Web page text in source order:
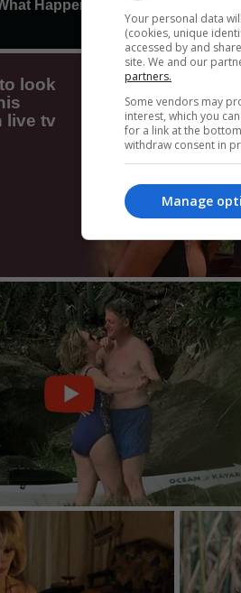
Your personal data
(cookies, unique
accessed by and
site. We and our
partners.
Some vendors may
interest, which you
for a link at the
withdraw consent in
Manage